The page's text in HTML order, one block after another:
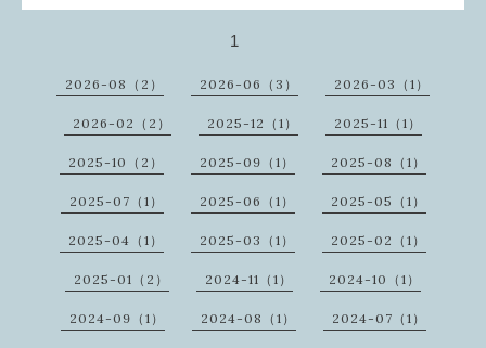
1
2026-08（2） 2026-06（3） 2026-03（1）
2026-02（2） 2025-12（1） 2025-11（1）
2025-10（2） 2025-09（1） 2025-08（1）
2025-07（1） 2025-06（1） 2025-05（1）
2025-04（1） 2025-03（1） 2025-02（1）
2025-01（2） 2024-11（1） 2024-10（1）
2024-09（1） 2024-08（1） 2024-07（1）